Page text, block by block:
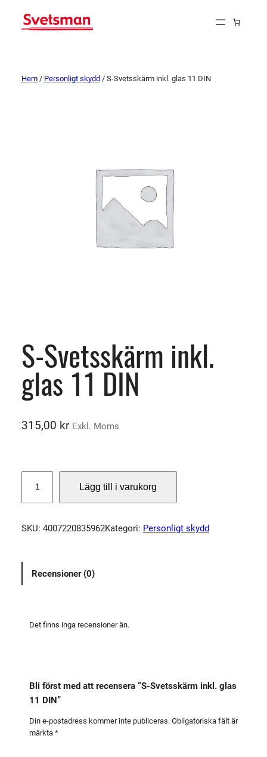
Hem / Personligt skydd / S-Svetsskärm inkl. glas 11 DIN
S-Svetsskärm inkl.
glas 11 DIN
315,00 kr Exkl. Moms
S
e
s
Lägg till i varukorg
SKU: 4007220835962Kategori: Personligt skydd
Recensioner (0)
Det finns inga recensioner än.
Bli först med att recensera ”S-Svetsskärm inkl. glas
11 DIN”
Din e-postadress kommer inte publiceras. Obligatoriska fält är
märkta *